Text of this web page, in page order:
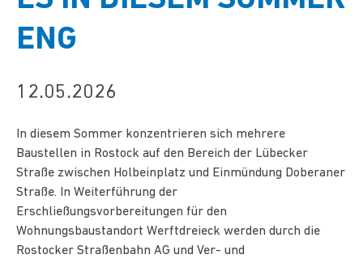
NG
12.05.2026
In diesem Sommer konzentrieren sich mehrere
Baustellen in Rostock auf den Bereich der Lübecker
Straße zwischen Holbeinplatz und Einmündung Doberaner
Straße. In Weiterführung der
Erschließungsvorbereitungen für den
Wohnungsbaustandort Werftdreieck werden durch die
Rostocker Straßenbahn AG und Ver- und